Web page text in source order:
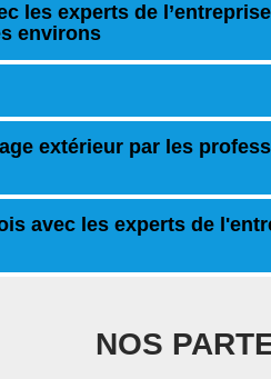
les experts de l’entreprise
environs
extérieur par les
avec les experts de
NOS